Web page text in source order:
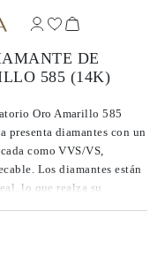
DE
585 (14K)
Oro Amarillo 585
presenta diamantes con un
como VVS/VS,
Los diamantes están
lo que realza su
redonda,